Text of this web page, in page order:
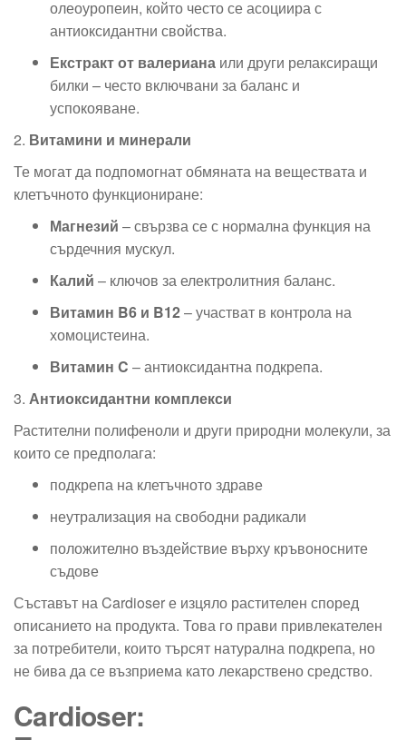
олеоуропеин, който често се асоциира с
антиоксидантни свойства.
Екстракт от валериана или други релаксиращи
билки – често включвани за баланс и
успокояване.
2. Витамини и минерали
Те могат да подпомогнат обмяната на веществата и
клетъчното функциониране:
Магнезий – свързва се с нормална функция на
сърдечния мускул.
Калий – ключов за електролитния баланс.
Витамин B6 и B12– участват в контрола на
хомоцистеина.
Витамин C – антиоксидантна подкрепа.
3. Антиоксидантни комплекси
Растителни полифеноли и други природни молекули, за
които се предполага:
подкрепа на клетъчното здраве
неутрализация на свободни радикали
положително въздействие върху кръвоносните
съдове
Съставът на Cardioser е изцяло растителен според
описанието на продукта. Това го прави привлекателен
за потребители, които търсят натурална подкрепа, но
не бива да се възприема като лекарствено средство.
Cardioser: